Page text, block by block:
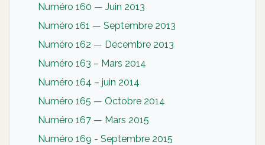
Numéro 160 — Juin 2013
Numéro 161 — Septembre 2013
Numéro 162 — Décembre 2013
Numéro 163 – Mars 2014
Numéro 164 – juin 2014
Numéro 165 — Octobre 2014
Numéro 167 — Mars 2015
Numéro 169 - Septembre 2015